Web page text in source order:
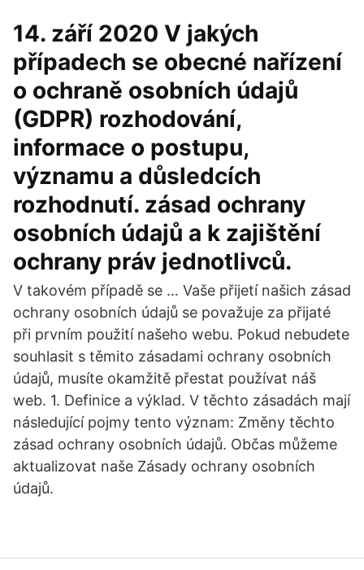
14. září 2020 V jakých
případech se obecné nařízení
o ochraně osobních údajů
(GDPR) rozhodování,
informace o postupu,
významu a důsledcích
rozhodnutí. zásad ochrany
osobních údajů a k zajištění
ochrany práv jednotlivců.
V takovém případě se … Vaše přijetí našich zásad
ochrany osobních údajů se považuje za přijaté
při prvním použití našeho webu. Pokud nebudete
souhlasit s těmito zásadami ochrany osobních
údajů, musíte okamžitě přestat používat náš
web. 1. Definice a výklad. V těchto zásadách mají
následující pojmy tento význam: Změny těchto
zásad ochrany osobních údajů. Občas můžeme
aktualizovat naše Zásady ochrany osobních
údajů.